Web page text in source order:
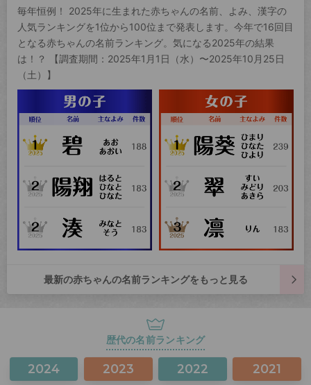
毎年恒例！ 2025年に生まれた赤ちゃんの名前、よみ、漢字の
人気ランキングを1位から100位まで発表します。今年で16回目
となる赤ちゃんの名前ランキング。気になる2025年の結果
は！？ 【調査期間：2025年1月1日（水）〜2025年10月25日
（土）】
最新の赤ちゃんの名前ランキングをもっと見る
歴代の名前ランキング
2024 2023 2022 2021